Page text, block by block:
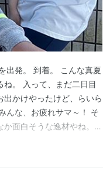
出発。 到着。 こんな真夏
。 入って、まだ二日目
かけやったけど、らいら
んな、お疲れサマ～！ そ
面白そうな逸材やね。
この翌日、６連勤を終